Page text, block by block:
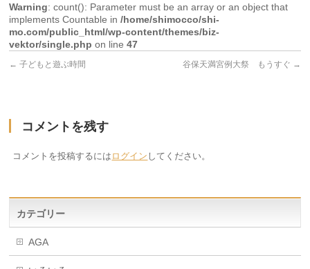
Warning: count(): Parameter must be an array or an object that
implements Countable in/home/shimocco/shi-
mo.com/public_html/wp-content/themes/biz-
vektor/single.php on line47
← 子どもと遊ぶ時間 谷保天満宮例大祭 もうすぐ →
コメントを残す
コメントを投稿するには ログイン してください。
カテゴリー
AGA